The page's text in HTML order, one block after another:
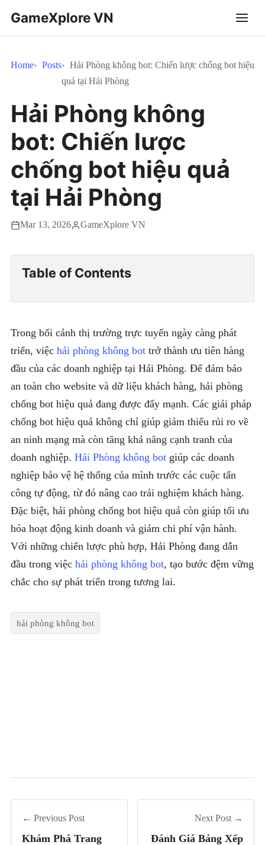
GameXplore VN
Home Posts
Hải Phòng không bot: Chiến lược chống bot hiệu
quả tại Hải Phòng
Hải Phòng không
bot: Chiến lược
chống bot hiệu quả
tại Hải Phòng
Mar 13, 2026 GameXplore VN
Table of Contents
Trong bối cảnh thị trường trực tuyến ngày càng phát
triển, việc hải phòng không bot trở thành ưu tiên hàng
đầu của các doanh nghiệp tại Hải Phòng. Để đảm bảo
an toàn cho website và dữ liệu khách hàng, hải phòng
chống bot hiệu quả đang được đẩy mạnh. Các giải pháp
chống bot hiệu quả không chỉ giúp giảm thiểu rủi ro về
an ninh mạng mà còn tăng khả năng cạnh tranh của
doanh nghiệp. Hải Phòng không bot giúp các doanh
nghiệp bảo vệ hệ thống của mình trước các cuộc tấn
công tự động, từ đó nâng cao trải nghiệm khách hàng.
Đặc biệt, hải phòng chống bot hiệu quả còn giúp tối ưu
hóa hoạt động kinh doanh và giảm chi phí vận hành.
Với những chiến lược phù hợp, Hải Phòng đang dẫn
đầu trong việc hải phòng không bot, tạo bước đệm vững
chắc cho sự phát triển trong tương lai.
hải phòng không bot
← Previous Post
Khám Phá Trang
Next Post →
Đánh Giá Bảng Xếp